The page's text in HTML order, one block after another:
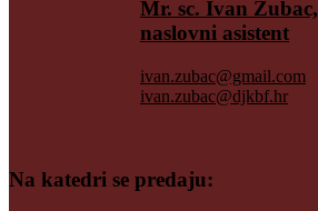
Mr. sc. Ivan Zubac,
naslovni asistent
ivan.zubac@gmail.com
ivan.zubac@djkbf.hr
Na katedri se predaju: